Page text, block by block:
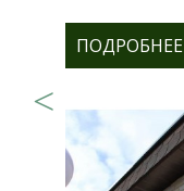
ПОДРОБНЕЕ